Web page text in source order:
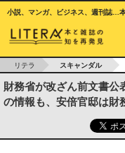
小説、マンガ、ビジネス、週刊誌…
リテラ スキャンダル
財務省が改ざん前文書公
の情報も、安倍官邸は財